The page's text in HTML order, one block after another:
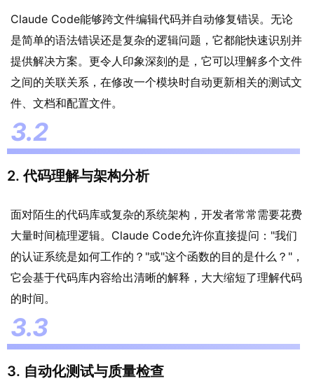
Claude Code能够跨文件编辑代码并自动修复错误。无论
是简单的语法错误还是复杂的逻辑问题，它都能快速识别并
提供解决方案。更令人印象深刻的是，它可以理解多个文件
之间的关联关系，在修改一个模块时自动更新相关的测试文
件、文档和配置文件。
2. 代码理解与架构分析
面对陌生的代码库或复杂的系统架构，开发者常常需要花费
大量时间梳理逻辑。Claude Code允许你直接提问："我们
的认证系统是如何工作的？"或"这个函数的目的是什么？"，
它会基于代码库内容给出清晰的解释，大大缩短了理解代码
的时间。
3. 自动化测试与质量检查